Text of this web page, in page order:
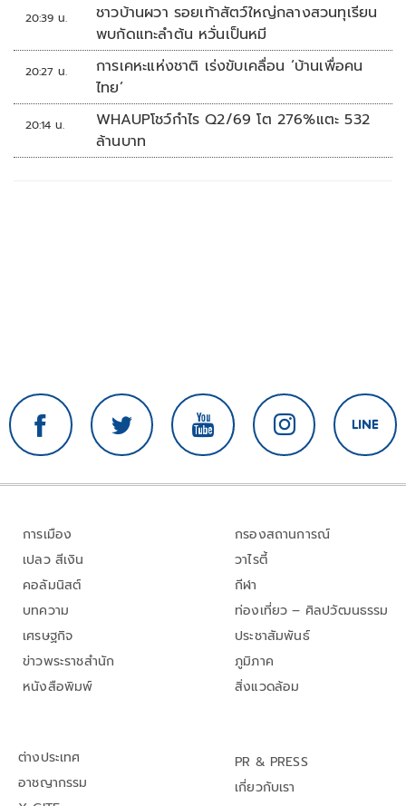
20:39 น.
ชาวบ้านผวา รอยเท้าสัตว์ใหญ่กลางสวนทุเรียน
พบกัดแทะลำต้น หวั่นเป็นหมี
20:27 น.
การเคหะแห่งชาติ เร่งขับเคลื่อน ‘บ้านเพื่อคน
ไทย’
20:14 น.
WHAUPโชว์กำไร Q2/69 โต 276%แตะ 532
ล้านบาท
การเมือง
เปลว สีเงิน
คอลัมนิสต์
บทความ
เศรษฐกิจ
ข่าวพระราชสำนัก
หนังสือพิมพ์
กรองสถานการณ์
วาไรตี้
กีฬา
ท่องเที่ยว – ศิลปวัฒนธรรม
ประชาสัมพันธ์
ภูมิภาค
สิ่งแวดล้อม
ต่างประเทศ
อาชญากรรม
PR & PRESS
เกี่ยวกับเรา